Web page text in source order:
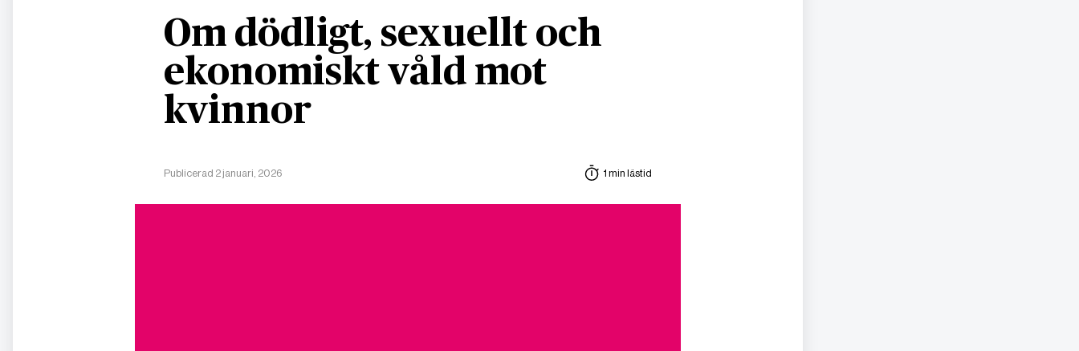
Om dödligt, sexuellt och
ekonomiskt våld mot
kvinnor
Publicerad 2 januari, 2026 1 min lästid